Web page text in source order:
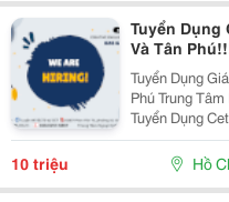
Tuyển Dụng
Và Tân
Tuyển Dụng
Phú Trung Tâm Ngoại Ngữ Kiến Tạo C.e.t Thông Báo
Tuyển Dụng Cet Là Một Trung Tâm Ngoại Ngữ Đã Được
Thành Lập 16
10 triệu Hồ